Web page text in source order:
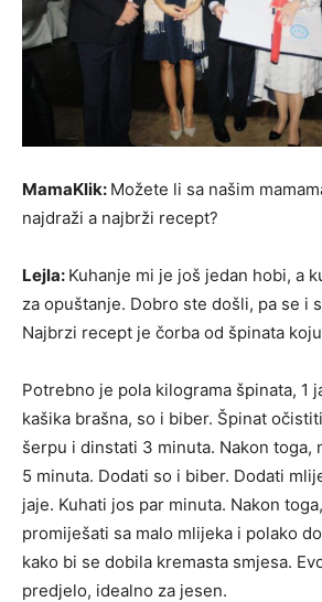
MamaKlik: Možete li sa našim
najdraži a najbrži recept?
Lejla: Kuhanje mi je još jedan hobi, a
za opuštanje. Dobro ste došli, pa se i
Najbrzi recept je čorba od špinata
Potrebno je pola kilograma špinata, 1
kašika brašna, so i biber. Špinat
šerpu i dinstati 3 minuta. Nakon toga,
5 minuta. Dodati so i biber. Dodati
jaje. Kuhati jos par minuta. Nakon
promiješati sa malo mlijeka i polako
kako bi se dobila kremasta smjesa.
predjelo, idealno za jesen.